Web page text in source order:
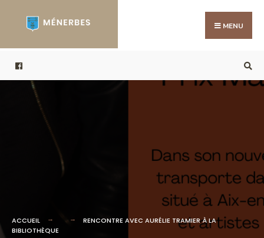
MENU
ACCUEIL
RENCONTRE AVEC AURÉLIE TRAMIER À LA
BIBLIOTHÈQUE
for: